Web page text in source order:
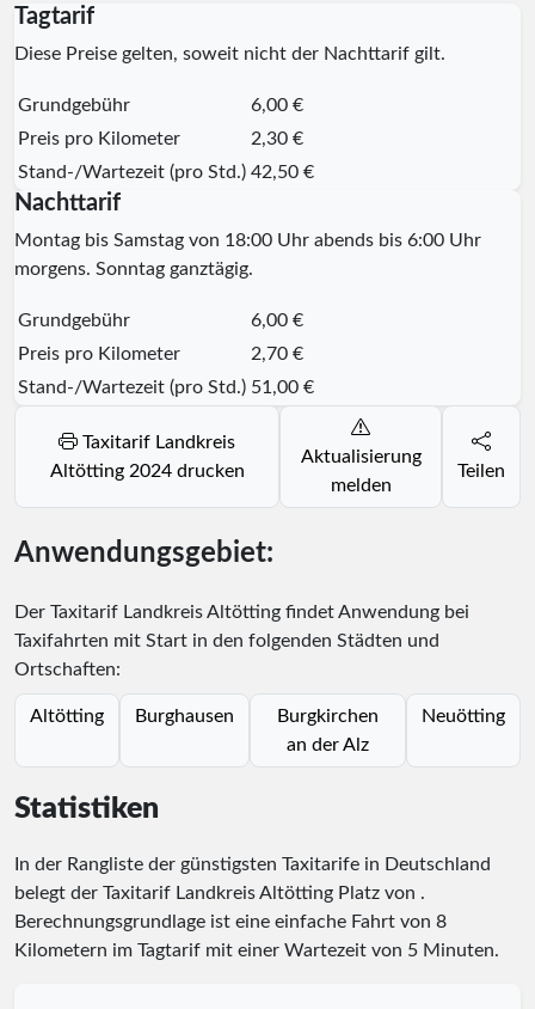
Tagtarif
Diese Preise gelten, soweit nicht der Nachttarif gilt.
Grundgebühr
6,00 €
Preis pro Kilometer
2,30 €
Stand-/Wartezeit (pro Std.) 42,50 €
Nachttarif
Montag bis Samstag von 18:00 Uhr abends bis 6:00 Uhr
morgens. Sonntag ganztägig.
Grundgebühr
6,00 €
Preis pro Kilometer
2,70 €
Stand-/Wartezeit (pro Std.) 51,00 €
Taxitarif Landkreis
Altötting 2024 drucken
Aktualisierung
melden
Teilen
Anwendungsgebiet:
Der Taxitarif Landkreis Altötting findet Anwendung bei
Taxifahrten mit Start in den folgenden Städten und
Ortschaften:
Altötting Burghausen
Burgkirchen
an der Alz
Neuötting
Statistiken
In der Rangliste der günstigsten Taxitarife in Deutschland
belegt der Taxitarif Landkreis Altötting Platz von .
Berechnungsgrundlage ist eine einfache Fahrt von 8
Kilometern im Tagtarif mit einer Wartezeit von 5 Minuten.